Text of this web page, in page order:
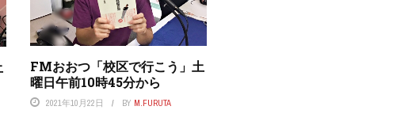
FMおおつ「校区で行こう」土
曜日午前10時45分から
2021年10月22日 BY M.FURUTA